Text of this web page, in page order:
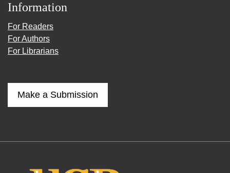
Information
For Readers
For Authors
For Librarians
Make a Submission